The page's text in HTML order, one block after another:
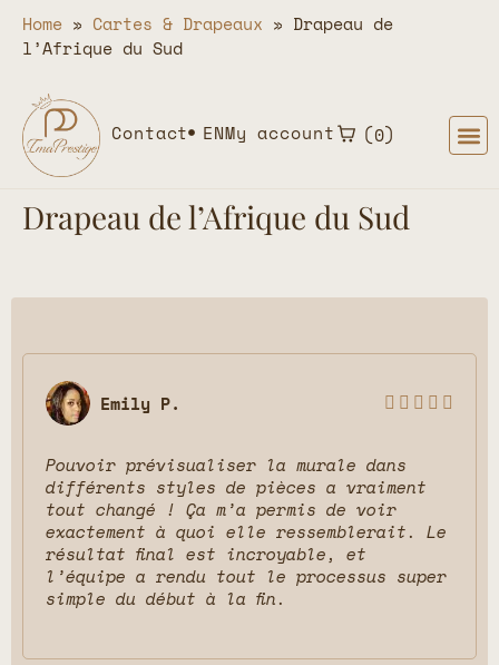
Home » Cartes & Drapeaux » Drapeau de
l’Afrique du Sud
Contact ENMy account 0
Drapeau de l’Afrique du Sud
Emily P.     
Pouvoir prévisualiser la murale dans
différents styles de pièces a vraiment
tout changé ! Ça m’a permis de voir
exactement à quoi elle ressemblerait. Le
résultat final est incroyable, et
l’équipe a rendu tout le processus super
simple du début à la fin.